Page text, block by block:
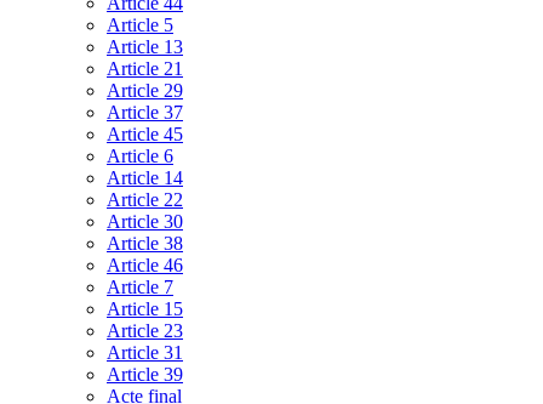
Article 5
Article 13
Article 21
Article 29
Article 37
Article 45
Article 6
Article 14
Article 22
Article 30
Article 38
Article 46
Article 7
Article 15
Article 23
Article 31
Article 39
Acte final